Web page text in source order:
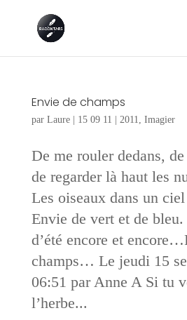
Envie de champs
par Laure| 15 09 11 2011, Imagier
De me rouler dedans,
de regarder là haut les
Les oiseaux dans un
Envie de vert et de
d’été encore et
champs… Le jeudi 15
06:51 par Anne A Si tu
l’herbe...